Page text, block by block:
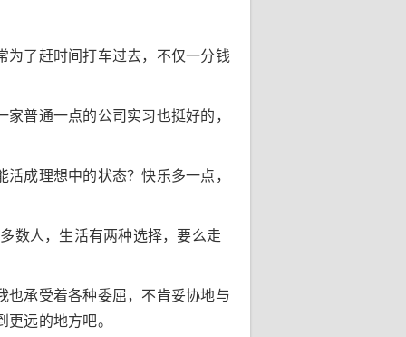
为了赶时间打车过去，不仅一分钱
普通一点的公司实习也挺好的，
成理想中的状态？快乐多一点，
数人，生活有两种选择，要么走
也承受着各种委屈，不肯妥协地与
远的地方吧。